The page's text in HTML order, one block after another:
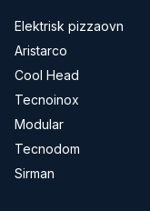
Elektrisk pizzaovn
Aristarco
Cool Head
Tecnoinox
Modular
Tecnodom
Sirman